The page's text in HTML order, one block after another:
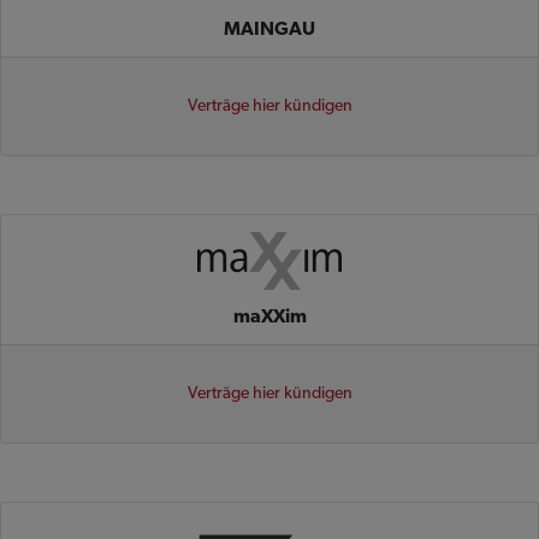
MAINGAU
Verträge hier kündigen
maXXim
Verträge hier kündigen